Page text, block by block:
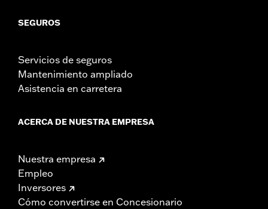
SEGUROS
Servicios de seguros
Mantenimiento ampliado
Asistencia en carretera
ACERCA DE NUESTRA EMPRESA
Nuestra empresa
Empleo
Inversores
Cómo convertirse en Concesionario